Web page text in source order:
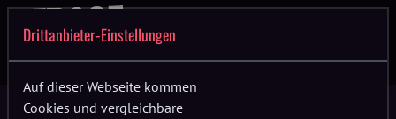
Drittanbieter-Einstellungen
Auf dieser Webseite kommen
Cookies und vergleichbare